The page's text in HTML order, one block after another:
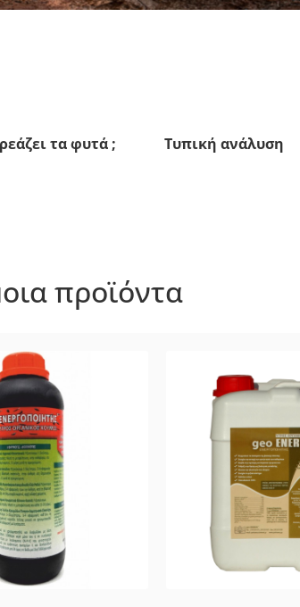
τα φυτά ; Τυπική ανάλυση
προϊόντα